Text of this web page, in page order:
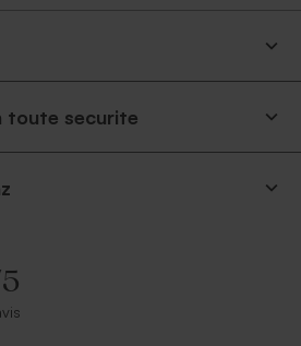
toute securite
5